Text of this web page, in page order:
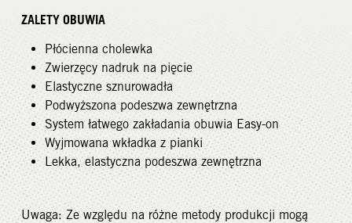
ZALETY OBUWIA
Płócienna cholewka
Zwierzęcy nadruk na pięcie
Elastyczne sznurowadła
Podwyższona podeszwa zewnętrzna
System łatwego zakładania obuwia Easy-on
Wyjmowana wkładka z pianki
Lekka, elastyczna podeszwa zewnętrzna
Uwaga: Ze względu na różne metody produkcji mogą